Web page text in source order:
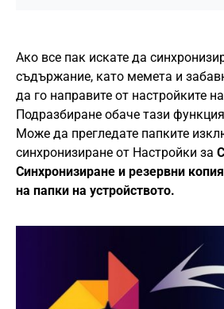
Ако все пак искате да
съдържание, като мемета и
да го направите от настройките
Подразбиране обаче тази
Може да прегледате папките
синхронизиране от Настройки за
Синхронизиране и резервни
на папки на устройството.